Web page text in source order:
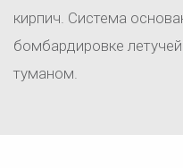
кирпич. Система
бомбардировке
туманом.